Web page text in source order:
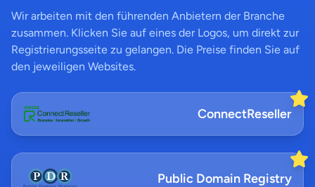
Wir arbeiten mit den führenden Anbietern der Branche
zusammen. Klicken Sie auf eines der Logos, um direkt zur
Registrierungsseite zu gelangen. Die Preise finden Sie auf
den jeweiligen Websites.
ConnectReseller
Public Domain Registry